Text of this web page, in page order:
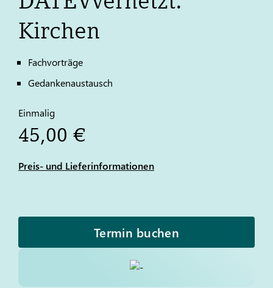
Kirchen
Fachvorträge
Gedankenaustausch
Einmalig
45,00 €
Preis- und Lieferinformationen
Termin buchen